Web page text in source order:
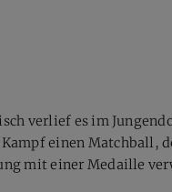
verlief es im
einen Matchball,
mit einer Medaille